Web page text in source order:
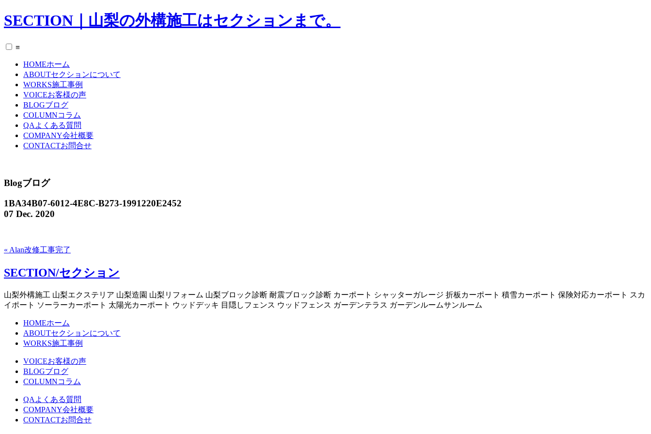
SECTION｜山梨の外構施工はセクションまで。
≡
HOMEホーム
ABOUTセクションについて
WORKS施工事例
VOICEお客様の声
BLOGブログ
COLUMNコラム
QA よくある質問
COMPANY会社概要
CONTACTお問合せ
Blogブログ
1BA34B07-6012-4E8C-B273-1991220E2452
07 Dec. 2020
« Alan改修工事完了
SECTION/セクション
山梨外構施工 山梨エクステリア 山梨造園 山梨リフォーム 山梨ブロック診断 耐震ブロック診断 カーポート シャッターガレージ 折板カーポート 積雪カーポート 保険対応カーポート スカ
イポート ソーラーカーポート 太陽光カーポート ウッドデッキ 目隠しフェンス ウッドフェンス ガーデンテラス ガーデンルームサンルーム
HOMEホーム
ABOUTセクションについて
WORKS施工事例
VOICEお客様の声
BLOGブログ
COLUMNコラム
QA よくある質問
COMPANY会社概要
CONTACTお問合せ